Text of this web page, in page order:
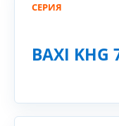
СЕРИЯ
BAXI KHG